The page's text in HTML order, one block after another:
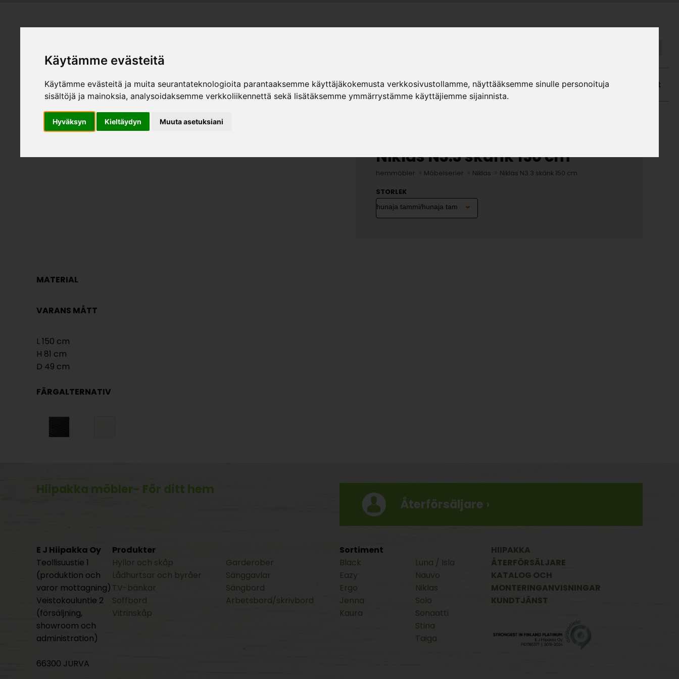
Käytämme evästeitä
Käytämme evästeitä ja muita seurantateknologioita parantaaksemme käyttäjäkokemusta verkkosivustollamme, näyttääksemme sinulle personoituja
sisältöjä ja mainoksia, analysoidaksemme verkkoliikennettä sekä lisätäksemme ymmärrystämme käyttäjiemme sijainnista.
Hyväksyn Kieltäydyn Muuta asetuksiani
Produkter Sortiment Hiipakka Återförsäljare Katalog och monteringsanvisningar Kundtjänst
Niklas N3.3 skänk 150 cm
hemmöbler Möbelserier Niklas Niklas N3.3 skänk 150 cm
STORLEK
MATERIAL
VARANS MÅTT
L 150 cm
H 81 cm
D 49 cm
FÄRGALTERNATIV
Hiipakka möbler- För ditt hem
Återförsäljare ›
E J Hiipakka Oy
Teollisuustie 1
(produktion och
varor mottagning)
Veistokouluntie 2
(försäljning,
showroom och
administration)
66300 JURVA
Produkter
Hyllor och skåp
Lådhurtsar och byråer
TV-bänkar
Soffbord
Vitrinskåp
Garderober
Sänggavlar
Sängbord
Arbetsbord/skrivbord
Sortiment
Black
Eazy
Ergo
Jenna
Kaura
Luna / Isla
Nauvo
Niklas
Solo
Sonaatti
Stina
Taiga
HIIPAKKA
ÅTERFÖRSÄLJARE
KATALOG OCH
MONTERINGANVISNINGAR
KUNDTJÄNST